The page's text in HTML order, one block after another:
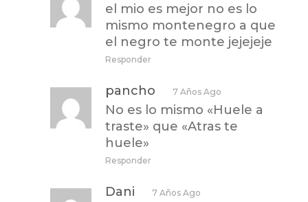
el mio es mejor no es lo
mismo montenegro a que
el negro te monte jejejeje
Responder
pancho 7 Años Ago
No es lo mismo «Huele a
traste» que «Atras te
huele»
Responder
Dani 7 Años Ago